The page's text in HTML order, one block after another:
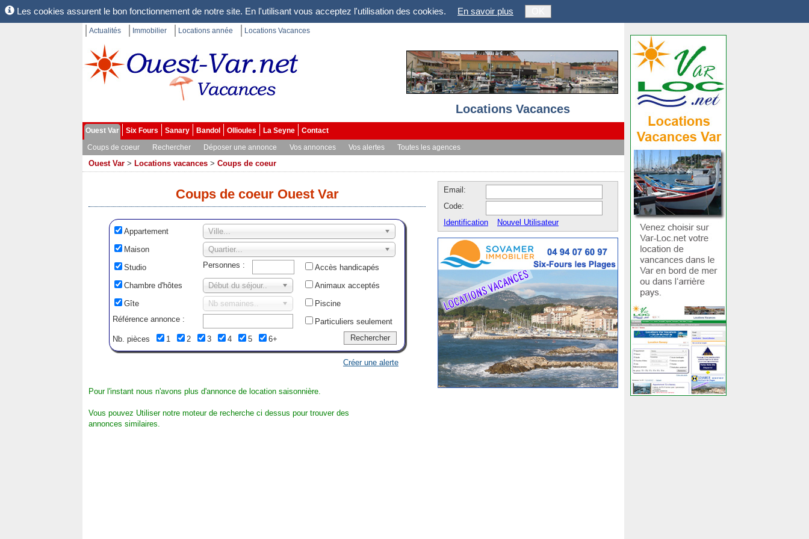
Les cookies assurent le bon fonctionnement de notre site. En l'utilisant vous acceptez l'utilisation des cookies. En savoir plus
Actualités Immobilier Locations année Locations Vacances
Locations Vacances
Ouest Var Six Fours Sanary Bandol Ollioules La Seyne
Contact
Coups de coeur
Rechercher Déposer une annonce Vos annonces Vos alertes Toutes les agences
Ouest Var > Locations vacances > Coups de coeur
Coups de coeur Ouest Var
Appartement
Ville...
Maison
Quartier...
Studio
Personnes :
Accès handicapés
Chambre d'hôtes
Début du séjour..
Animaux acceptés
Gîte
Nb semaines..
Piscine
Référence annonce :
Particuliers seulement
Nb. pièces
1 2 3 4 5 6+
Créer une alerte
Pour l'instant nous n'avons plus d'annonce de location saisonnière.
Vous pouvez Utiliser notre moteur de recherche ci dessus pour trouver des
annonces similaires.
Email:
Code:
Identification
Nouvel Utilisateur